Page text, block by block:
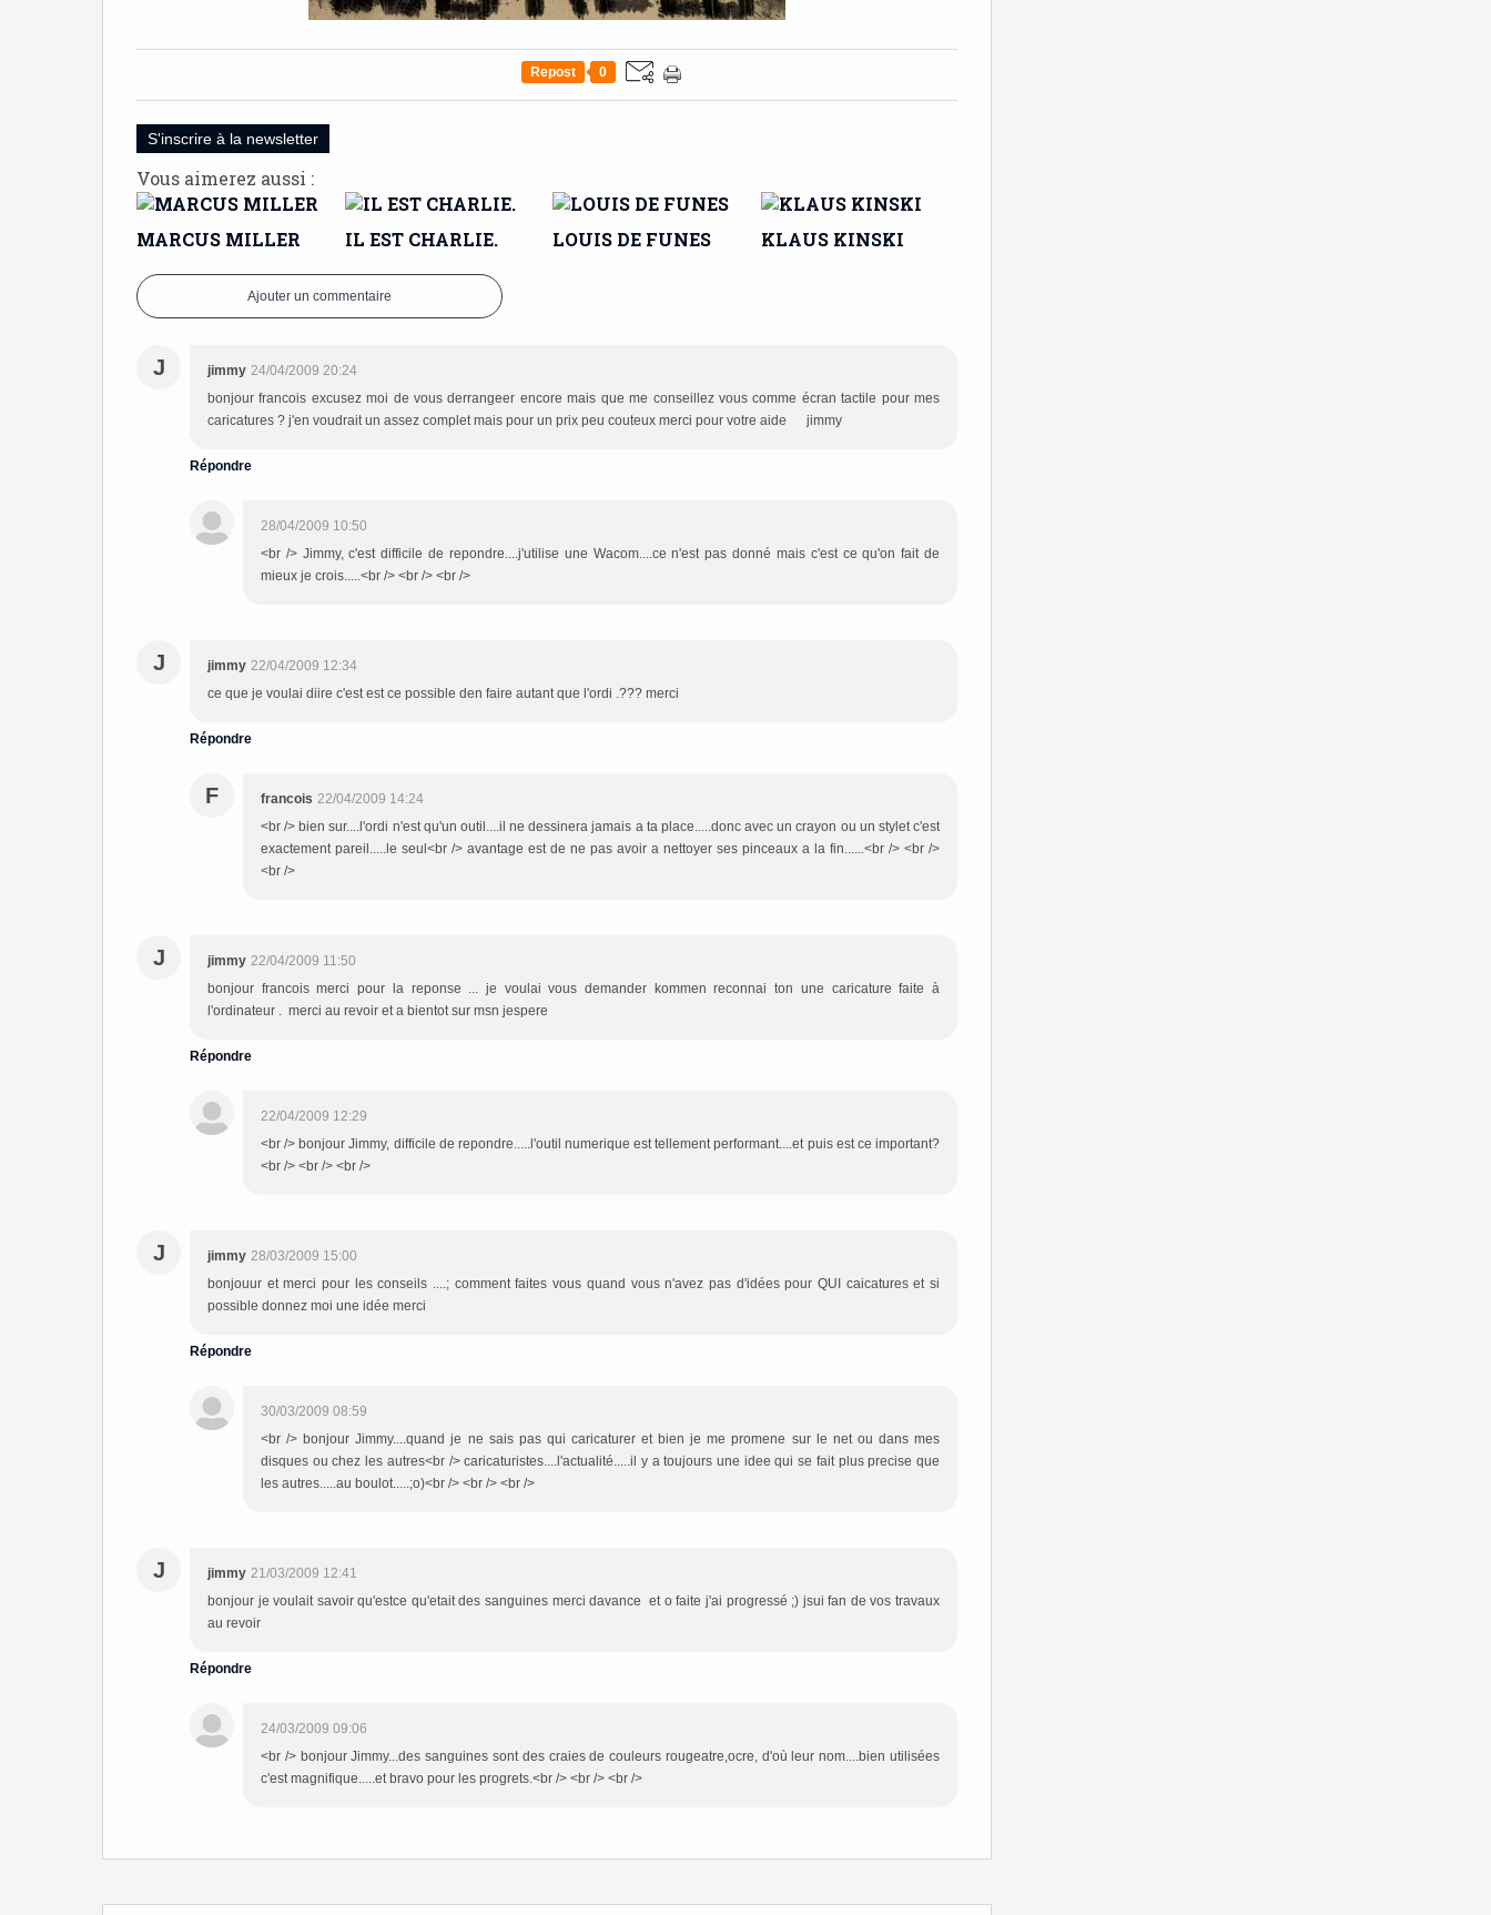
Repost 0
S'inscrire à la newsletter
Vous aimerez aussi :
MARCUS MILLER IL EST CHARLIE. LOUIS DE FUNES KLAUS KINSKI
Ajouter un commentaire
J jimmy 24/04/2009 20:24
bonjour francois excusez moi de vous derrangeer encore mais que me conseillez vous comme écran tactile pour mes
caricatures ? j'en voudrait un assez complet mais pour un prix peu couteux merci pour votre aide jimmy
Répondre
28/04/2009 10:50
<br /> Jimmy, c'est difficile de repondre....j'utilise une Wacom....ce n'est pas donné mais c'est ce qu'on fait de
mieux je crois.....<br /> <br /> <br />
J jimmy 22/04/2009 12:34
ce que je voulai diire c'est est ce possible den faire autant que l'ordi .??? merci
Répondre
F francois 22/04/2009 14:24
<br /> bien sur....l'ordi n'est qu'un outil....il ne dessinera jamais a ta place.....donc avec un crayon ou un stylet c'est
exactement pareil.....le seul<br /> avantage est de ne pas avoir a nettoyer ses pinceaux a la fin......<br /> <br />
<br />
J jimmy 22/04/2009 11:50
bonjour francois merci pour la reponse ... je voulai vous demander kommen reconnai ton une caricature faite à
l'ordinateur . merci au revoir et a bientot sur msn jespere
Répondre
22/04/2009 12:29
<br /> bonjour Jimmy, difficile de repondre.....l'outil numerique est tellement performant....et puis est ce important?
<br /> <br /> <br />
J jimmy 28/03/2009 15:00
bonjouur et merci pour les conseils ....; comment faites vous quand vous n'avez pas d'idées pour QUI caicatures et si
possible donnez moi une idée merci
Répondre
30/03/2009 08:59
<br /> bonjour Jimmy....quand je ne sais pas qui caricaturer et bien je me promene sur le net ou dans mes
disques ou chez les autres<br /> caricaturistes....l'actualité.....il y a toujours une idee qui se fait plus precise que
les autres.....au boulot.....;o)<br /> <br /> <br />
J jimmy 21/03/2009 12:41
bonjour je voulait savoir qu'estce qu'etait des sanguines merci davance et o faite j'ai progressé ;) jsui fan de vos travaux
au revoir
Répondre
24/03/2009 09:06
<br /> bonjour Jimmy...des sanguines sont des craies de couleurs rougeatre,ocre, d'où leur nom....bien utilisées
c'est magnifique.....et bravo pour les progrets.<br /> <br /> <br />